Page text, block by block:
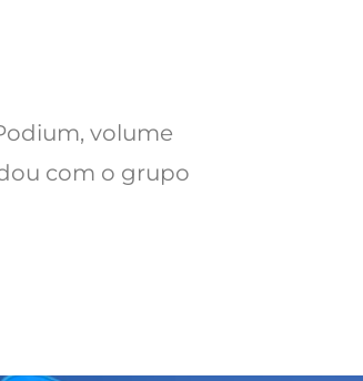
volume
com o grupo